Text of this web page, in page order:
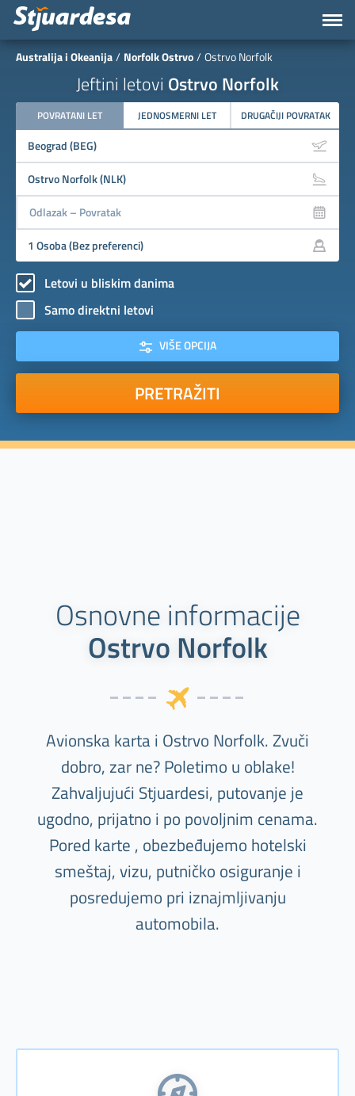
Australija i Okeanija Norfolk Ostrvo Ostrvo Norfolk
Jeftini letovi Ostrvo Norfolk
POVRATANI LET JEDNOSMERNI LET DRUGAČIJI POVRATAK
Letovi u bliskim danima
Samo direktni letovi
VIŠE OPCIJA
PRETRAŽITI
Osnovne informacije
Ostrvo Norfolk
Avionska karta i Ostrvo Norfolk. Zvuči
dobro, zar ne? Poletimo u oblake!
Zahvaljujući Stjuardesi, putovanje je
ugodno, prijatno i po povoljnim cenama.
Pored karte , obezbeđujemo hotelski
smeštaj, vizu, putničko osiguranje i
posredujemo pri iznajmljivanju
automobila.